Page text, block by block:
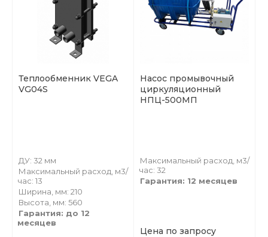
Теплообменник VEGA
VG04S
ДУ: 32 мм
Максимальный расход, м3/
час: 13
Ширина, мм: 210
Высота, мм: 560
Гарантия: до 12
месяцев
Насос промывочный
циркуляционный
НПЦ-500МП
Максимальный расход, м3/
час: 32
Гарантия: 12 месяцев
Цена по запросу